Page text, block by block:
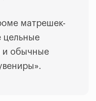
матрешек-
цельные
и обычные